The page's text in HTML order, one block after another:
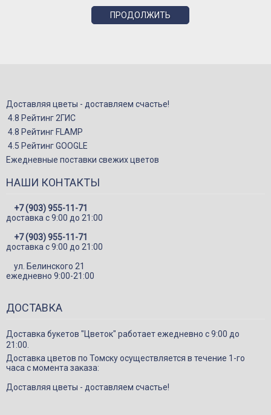
Букеты из гипсофилы
Букеты из подсолнухов
Букеты из ромашек
Букеты с альстромерией
Букеты с гвоздикой
Букеты сборные
Моно-букеты
Букеты с герберой
Букеты с тюльпанами
Букеты с пионами
Цветы
Композиции
ПРОДОЛЖИТЬ
Доставляя цветы - доставляем счастье!
4.8 Рейтинг 2ГИС
4.8 Рейтинг FLAMP
4.5 Рейтинг GOOGLE
Ежедневные поставки свежих цветов
НАШИ КОНТАКТЫ
+7 (903) 955-11-71
доставка c 9:00 до 21:00
+7 (903) 955-11-71
доставка c 9:00 до 21:00
ул. Белинского 21
ежедневно 9:00-21:00
ДОСТАВКА
Доставка букетов "Цветок" работает ежедневно с 9:00 до
21:00.
Доставка цветов по Томску осуществляется в течение 1-го
часа с момента заказа:
Доставляя цветы - доставляем счастье!